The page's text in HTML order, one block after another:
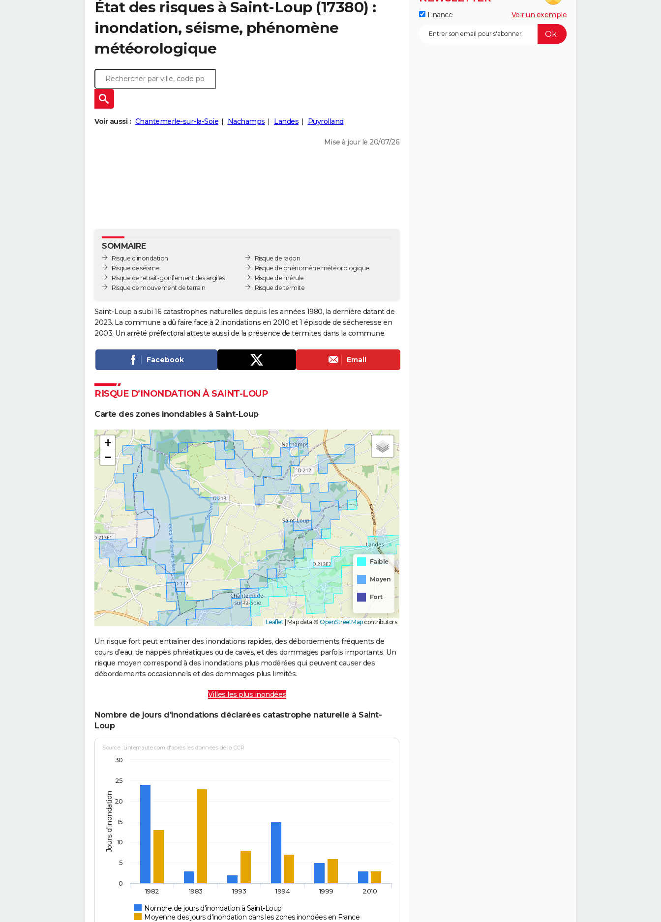
État des risques à Saint-Loup (17380) :
inondation, séisme, phénomène
météorologique
Voir aussi : Chantemerle-sur-la-Soie Nachamps Landes Puyrolland
Mise à jour le 20/07/26
SOMMAIRE
Risque d’inondation
Risque de séisme
Risque de retrait-gonflement des argiles
Risque de mouvement de terrain
Risque de radon
Risque de phénomène météorologique
Risque de mérule
Risque de termite
Saint-Loup a subi 16 catastrophes naturelles depuis les années 1980, la dernière datant de
2023. La commune a dû faire face à 2 inondations en 2010 et 1 épisode de sécheresse en
2003. Un arrêté préfectoral atteste aussi de la présence de termites dans la commune.
Facebook Email
RISQUE D’INONDATION À SAINT-LOUP
Carte des zones inondables à Saint-Loup
+
−
Faible
Moyen
Fort
Leaflet Map data © OpenStreetMapcontributors
Un risque fort peut entraîner des inondations rapides, des débordements fréquents de
cours d’eau, de nappes phréatiques ou de caves, et des dommages parfois importants. Un
risque moyen correspond à des inondations plus modérées qui peuvent causer des
débordements occasionnels et des dommages plus limités.
Villes les plus inondées
Nombre de jours d'inondations déclarées catastrophe naturelle à Saint-
Loup
Jours d'inondation
Source : Linternaute.com d'après les données de la CCR
Nombre de jours d'inondation à Saint-Loup
Moyenne des jours d'inondation dans les zones inondées en France
1982 1983 1993 1994 1999 2010
0
5
10
15
20
25
30
Finance Voir un exemple